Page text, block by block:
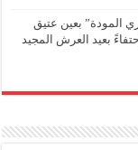
المودة” بعين عتيق
بعيد العرش المجيد